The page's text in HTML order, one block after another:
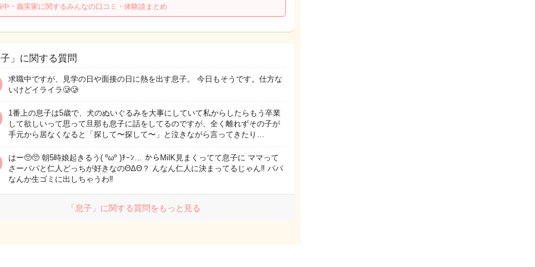
中・義実家に関するみんなの口コミ・体験談まとめ
」に関する質問
求職中ですが、見学の日や面接の日に熱を出す息子。 今日もそうです。仕方な
いけどイライラ🥲🥲
1番上の息子は5歳で、犬のぬいぐるみを大事にしていて私からしたらもう卒業
して欲しいって思って旦那も息子に話をしてるのですが、全く離れずその子が
手元から居なくなると「探して〜探して〜」と泣きながら言ってきたり…
はー🥺︎🥺︎ 朝5時娘起きるう( ºωº )ﾁｰﾝ… からMilK見まくってて息子に ママって
さーパパと仁人どっちが好きなのΘΔΘ？ んなん仁人に決まってるじゃん‼️ パパ
なんか生ゴミに出しちゃうわ‼️
「息子」に関する質問をもっと見る